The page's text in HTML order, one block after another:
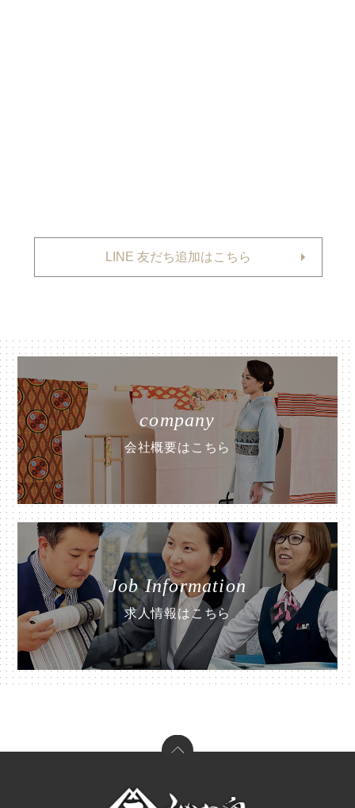
LINE 友だち追加はこちら
company
会社概要はこちら
Job Information
求人情報はこちら